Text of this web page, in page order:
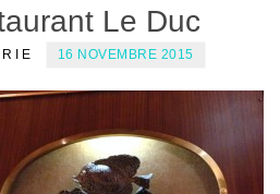
Le Duc
16 NOVEMBRE 2015